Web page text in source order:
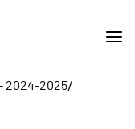
2024-2025/